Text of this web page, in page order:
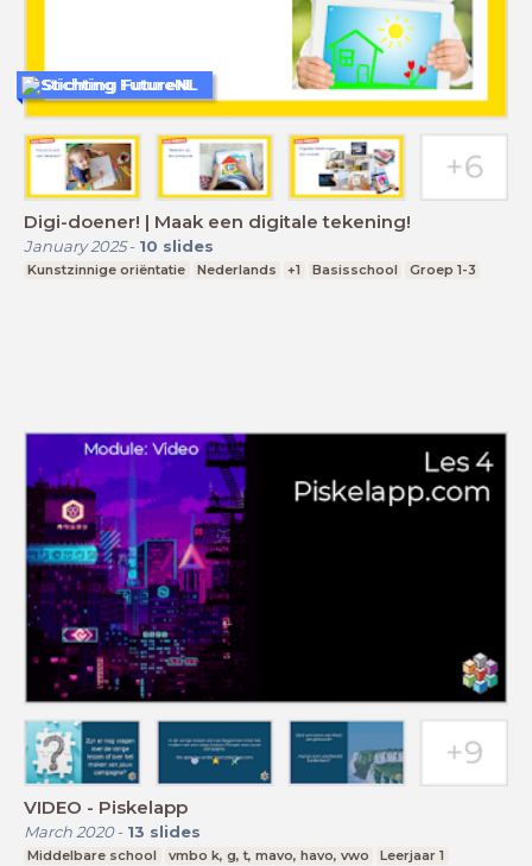
Digi-doener! | Maak een digitale tekening!
January 2025- 10 slides
Kunstzinnige oriëntatie Nederlands +1 Basisschool Groep 1-3
Stichting FutureNL
VIDEO - Piskelapp
March 2020- 13 slides
Middelbare school vmbo k, g, t, mavo, havo, vwo Leerjaar 1